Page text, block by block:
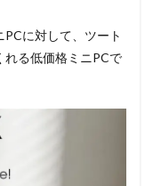
に対して、ツート
れる低価格ミニPCで